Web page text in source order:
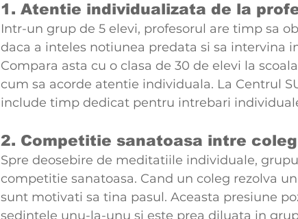
1. Atentie individualizata de la
Intr-un grup de 5 elevi, profesorul are timp sa
daca a inteles notiunea predata si sa intervina
Compara asta cu o clasa de 30 de elevi la
cum sa acorde atentie individuala. La Centrul
include timp dedicat pentru intrebari
2. Competitie sanatoasa intre
Spre deosebire de meditatiile individuale,
competitie sanatoasa. Cand un coleg rezolva
sunt motivati sa tina pasul. Aceasta presiune
sedintele unu-la-unu si este prea diluata in